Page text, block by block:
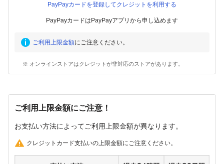
PayPayカードを登録してクレジットを利用する
PayPayカードはPayPayアプリから申し込めます
ご利用上限金額にご注意ください。
※ オンラインストアはクレジットが非対応のストアがあります。
ご利用上限金額にご注意！
お支払い方法によってご利用上限金額が異なります。
クレジットカード支払いの上限金額にご注意ください。